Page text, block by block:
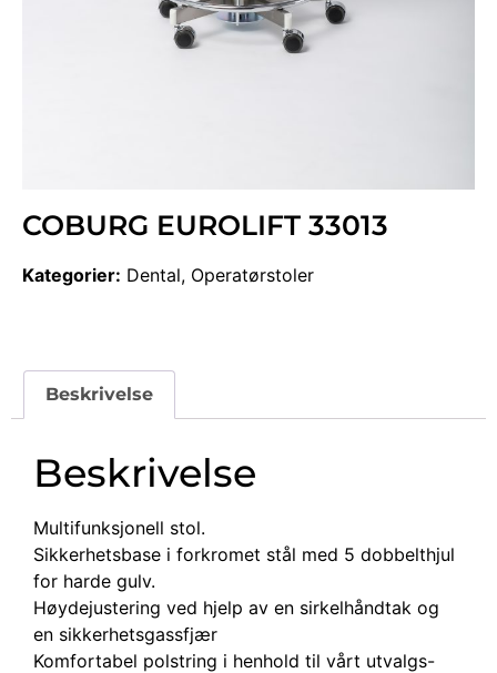
COBURG EUROLIFT 33013
Kategorier: Dental, Operatørstoler
Beskrivelse
Beskrivelse
Multifunksjonell stol.
Sikkerhetsbase i forkromet stål med 5 dobbelthjul
for harde gulv.
Høydejustering ved hjelp av en sirkelhåndtak og
en sikkerhetsgassfjær
Komfortabel polstring i henhold til vårt utvalgs-